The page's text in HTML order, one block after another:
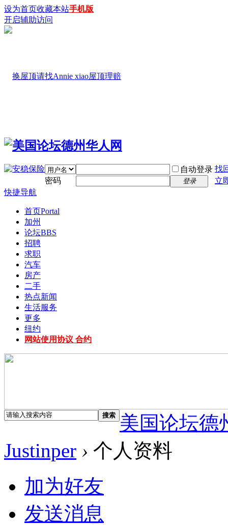
设为首页收藏本站手机版
开启辅助访问
自动登录 找
密码
登录
立
快捷导航
首页Portal
加州
论坛BBS
招聘
求职
汽车
房产
二手
热点新闻
生活服务
更多
纽约
网站使用协议 合约
搜索
美国论坛德
Justinper › 个人资料
加为好友
发送消息